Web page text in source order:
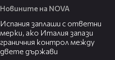
Новините на NOVA
Испания заплаши с ответни
мерки, ако Италия запази
граничния контрол между
двете държави